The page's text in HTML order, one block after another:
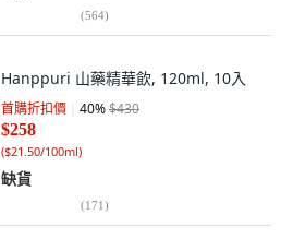
(564)
Hanppuri 山藥精華飲, 120ml, 10入
首購折扣價 40%$430
$258
($21.50/100ml)
缺貨
(171)